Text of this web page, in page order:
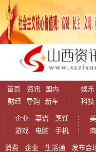
首页 资讯
国内
财经
导购 新车
娱乐
科技
企业 菜谱
烹饪
游戏
电脑 手机
消费 企业 生活通 发布会